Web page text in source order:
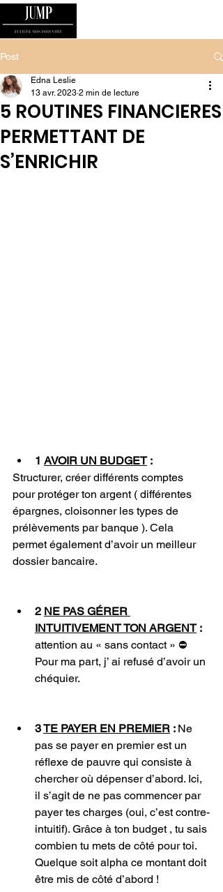
Post
5 ROUTINES FINANCIERES
PERMETTANT DE
S’ENRICHIR
Edna Leslie
13 avr. 2023 2 min de lecture
1 AVOIR UN BUDGET :
Structurer, créer différents comptes
pour protéger ton argent ( différentes
épargnes, cloisonner les types de
prélèvements par banque ). Cela
permet également d’avoir un meilleur
dossier bancaire.
2 NE PAS GÉRER
INTUITIVEMENT TON ARGENT :
attention au « sans contact » ⛔️
Pour ma part, j’ ai refusé d’avoir un
chéquier.
3 TE PAYER EN PREMIER : Ne
pas se payer en premier est un
réflexe de pauvre qui consiste à
chercher où dépenser d’abord. Ici,
il s’agit de ne pas commencer par
payer tes charges (oui, c’est contre-
intuitif). Grâce à ton budget , tu sais
combien tu mets de côté pour toi.
Quelque soit alpha ce montant doit
être mis de côté d’abord !